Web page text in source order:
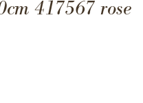
417567 rose